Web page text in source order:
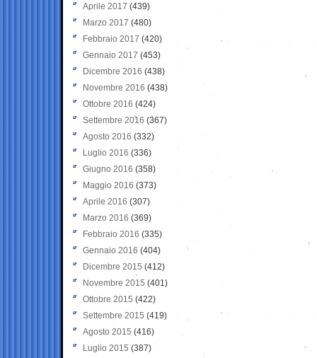
Aprile 2017 (439)
Marzo 2017 (480)
Febbraio 2017 (420)
Gennaio 2017 (453)
Dicembre 2016 (438)
Novembre 2016 (438)
Ottobre 2016 (424)
Settembre 2016 (367)
Agosto 2016 (332)
Luglio 2016 (336)
Giugno 2016 (358)
Maggio 2016 (373)
Aprile 2016 (307)
Marzo 2016 (369)
Febbraio 2016 (335)
Gennaio 2016 (404)
Dicembre 2015 (412)
Novembre 2015 (401)
Ottobre 2015 (422)
Settembre 2015 (419)
Agosto 2015 (416)
Luglio 2015 (387)